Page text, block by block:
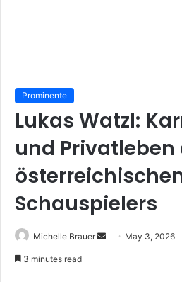
Prominente
Lukas Watzl:
und Privatleben
Schauspielers
Michelle Brauer
Send May 3, 2026
3 minutes read